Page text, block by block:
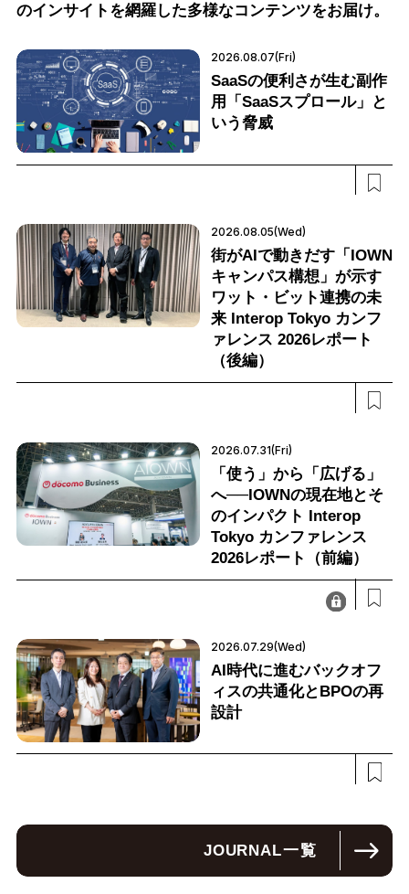
のインサイトを網羅した多様なコンテンツをお届け。
2026.08.07(Fri)
SaaSの便利さが生む副作
用「SaaSスプロール」と
いう脅威
2026.08.05(Wed)
街がAIで動きだす「IOWN
キャンパス構想」が示す
ワット・ビット連携の未
来 Interop Tokyo カンフ
ァレンス 2026レポート
（後編）
2026.07.31(Fri)
「使う」から「広げる」
へ──IOWNの現在地とそ
のインパクト Interop
Tokyo カンファレンス
2026レポート（前編）
2026.07.29(Wed)
AI時代に進むバックオフ
ィスの共通化とBPOの再
設計
JOURNAL一覧